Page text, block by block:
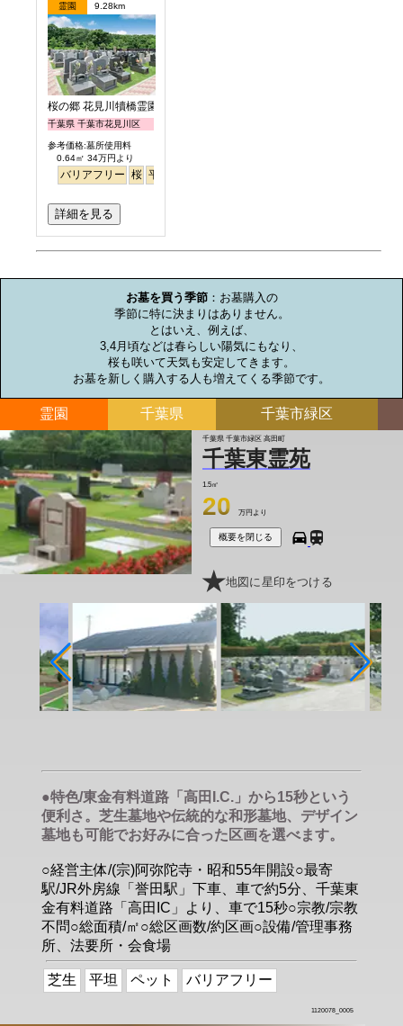
霊園 9.28km
桜の郷 花見川犢橋霊園
千葉県 千葉市花見川区
参考価格:墓所使用料
0.64㎡ 34万円より
バリアフリー 桜 平坦
詳細を見る
お墓を買う季節：お墓購入の
季節に特に決まりはありません。
とはいえ、例えば、
3,4月頃などは春らしい陽気にもなり、
桜も咲いて天気も安定してきます。
お墓を新しく購入する人も増えてくる季節です。
霊園 千葉県 千葉市緑区
千葉県 千葉市緑区 高田町
千葉東霊苑
1.5㎡
20 万円より
概要を閉じる
地図に星印をつける
●特色/東金有料道路「高田I.C.」から15秒という
便利さ。芝生墓地や伝統的な和形墓地、デザイン
墓地も可能でお好みに合った区画を選べます。
○経営主体/(宗)阿弥陀寺・昭和55年開設○最寄
駅/JR外房線「誉田駅」下車、車で約5分、千葉東
金有料道路「高田IC」より、車で15秒○宗教/宗教
不問○総面積/㎡○総区画数/約区画○設備/管理事務
所、法要所・会食場
芝生 平坦 ペット バリアフリー
1120078_0005